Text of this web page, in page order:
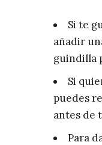
Si te
añadir
guindilla
Si
puedes
antes de
Para